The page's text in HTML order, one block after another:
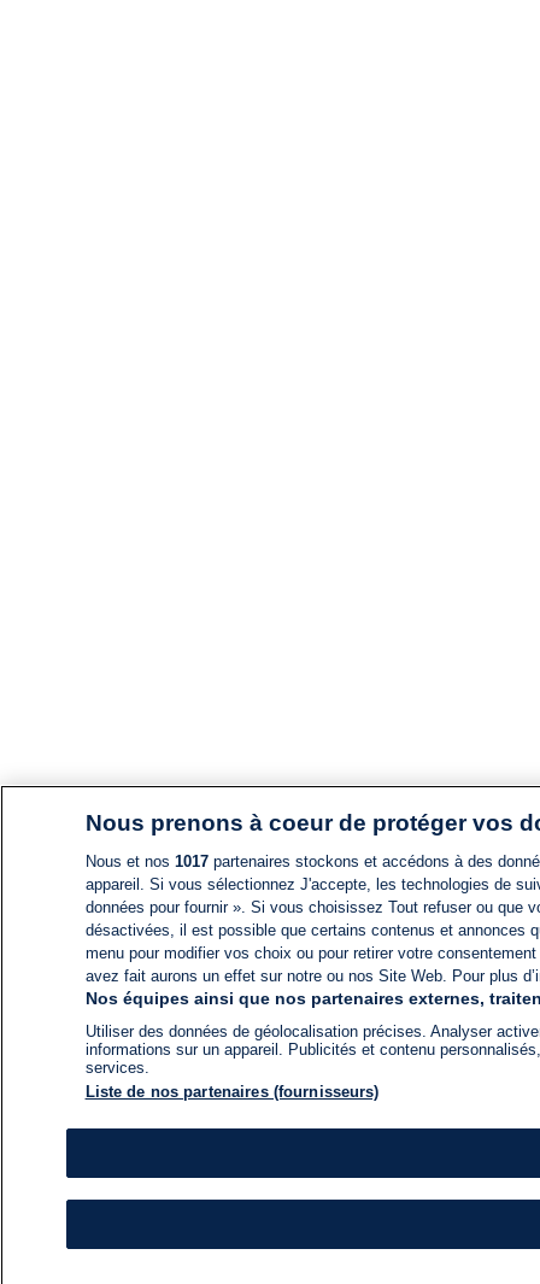
Nous prenons à coeur de protéger vos
Nous et nos 1017partenaires stockons et accédons à des
appareil. Si vous sélectionnez J'accepte, les technologies de
données pour fournir ». Si vous choisissez Tout refuser ou
désactivées, il est possible que certains contenus et annonces
menu pour modifier vos choix ou pour retirer votre
avez fait aurons un effet sur notre ou nos Site Web. Pour plus
Nos équipes ainsi que nos partenaires externes,
Utiliser des données de géolocalisation précises. Analyser
informations sur un appareil. Publicités et contenu
services.
Liste de nos partenaires (fournisseurs)